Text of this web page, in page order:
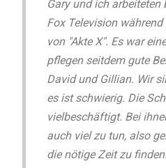
Gary und ich arbeiteten
Fox Television
von "Akte X". Es war
pflegen seitdem gute
David und Gillian. Wir
es ist schwierig. Die
vielbeschäftigt. Bei
auch viel zu tun, also
die nötige Zeit zu finden.